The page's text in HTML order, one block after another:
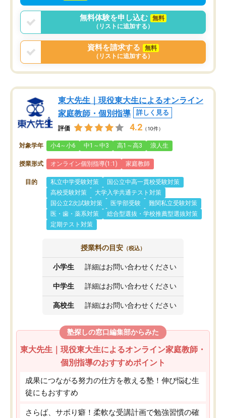
無料体験を申し込む
無料
（リストに追加する）
資料を請求する
無料
（リストに追加する）
東大先生｜現役東大生によるオンライン
家庭教師・個別指導
詳しく見る
評価 4.2 （10件）
対象学年 小4～小6 中1～中3 高1～高3 浪人生
授業形式 オンライン個別指導(1:1) 家庭教師
目的 私立中学受験対策
国公立中高一貫校受験対策
高校受験対策
大学入学共通テスト対策
国公立2次試験対策
医学部受験
難関私立受験対策
医・歯・薬系対策
総合型選抜・学校推薦型選抜対策
定期テスト対策
授業料の目安 （税込）
小学生 詳細はお問い合わせください
中学生 詳細はお問い合わせください
高校生 詳細はお問い合わせください
塾探しの窓口編集部からみた
東大先生｜現役東大生によるオンライン家庭教師・
個別指導のおすすめポイント
成果につながる努力の仕方を教える塾！伸び悩む生
徒にもおすすめ
さらば、サボり癖！柔軟な受講計画で勉強習慣の確